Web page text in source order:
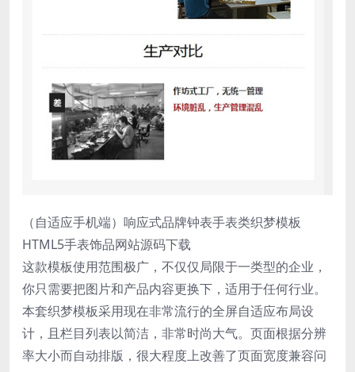
（自适应手机端）响应式品牌钟表手表类织梦模板
HTML5手表饰品网站源码下载
这款模板使用范围极广，不仅仅局限于一类型的企业，
你只需要把图片和产品内容更换下，适用于任何行业。
本套织梦模板采用现在非常流行的全屏自适应布局设
计，且栏目列表以简洁，非常时尚大气。页面根据分辨
率大小而自动排版，很大程度上改善了页面宽度兼容问